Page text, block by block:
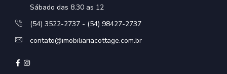
Sábado das 8.30 as 12
(54) 3522-2737 - (54) 98427-2737
contato@imobiliariacottage.com.br